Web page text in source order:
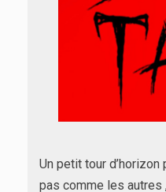
Un petit tour d’horizon
pas comme les autres